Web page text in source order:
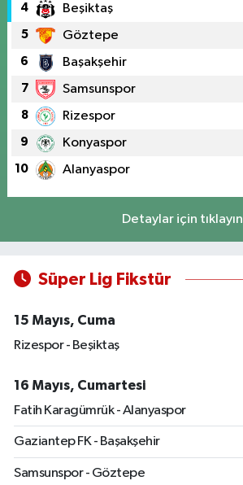
4 Beşiktaş
5 Göztepe
6 Başakşehir
7 Samsunspor
8 Rizespor
9 Konyaspor
10 Alanyaspor
Detaylar için tıklayın
Süper Lig Fikstür
15 Mayıs, Cuma
Rizespor - Beşiktaş
16 Mayıs, Cumartesi
Fatih Karagümrük - Alanyaspor
Gaziantep FK - Başakşehir
Samsunspor - Göztepe